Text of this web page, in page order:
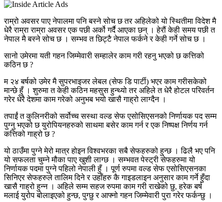
राम्रो अवसर पाए नेपालमा पनि बस्ने सोच छ तर अहिलेको यो स्थितीमा विदेश मै
धेरै राम्रा राम्रा अवसर एक पछी अर्को गर्दै आएका छन् । हेरौं केही समय पछी त
नेपाल मै बस्ने सोच छ । सम्भव त छिट्टै नेपाल फर्कने र केही गर्ने सोच छ ।
सानो उमेरमा यती गहन जिम्मेवारी सम्हालेर काम गरी रहनु भएको छ कत्तिको
कठिन छ ?
म २४ बर्षको उमेर मै सुपरभाइजर लेबल (सेफ डि पार्टी) भएर काम गरीसकेको
मान्छे हुँ । शुरुमा त केही कठिन महसुस हुन्थ्यो तर अहिले त धेरै होटल परिवर्तन
गरेर धेरै देशमा काम गरेको अनुभब भयो खासै गाह्रो लाग्दैन ।
तपाईं त कुलिनरीको सर्वोच्च सस्था वल्ड सेफ एसोसिएसनको निर्णायक पद सम्म
पुग्नु भएको छ युरोपियनहरुको साथमा बसेर काम गर्न र एक निष्पक्ष निर्णय गर्न
कत्तिको गाह्रो छ ?
यो ठाउँमा पुग्ने मेरो मात्र होइन विश्वभरका सबै सेफहरुको हुन्छ । ढिलै भए पनि
यो सफलता चुम्ने मौका पाए खुशी लाग्छ । सम्भवत पेस्ट्री सेफहरुमा यो
निर्णायक पदमा पुग्ने पहिलो नेपाली हुँ । पूर्ण रुपमा वल्ड सेफ एसोसिएसनका
सिनिएर सेफहरुले तालिम दिने र उहाँहरु कै गाइडलाइन अनुसार काम गर्ने हुँदा
खासै गाह्रो हुन्न । अहिले सम्म सहज रुपमा काम गरी राखेको छु, हरेक बर्ष
मलाई युरोप बोलाइएको हुन्छ, पुग्छु र आफ्नो गहन जिम्मेवारी पुरा गरेर फर्कन्छु ।